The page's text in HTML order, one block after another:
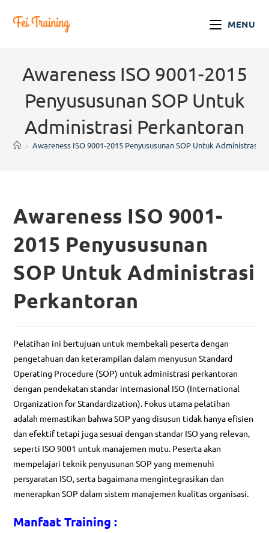
MENU
Awareness ISO 9001-2015
Penyususunan SOP Untuk
Administrasi Perkantoran
> Awareness ISO 9001-2015 Penyususunan SOP Untuk Administrasi
Awareness ISO 9001-
2015 Penyususunan
SOP Untuk Administrasi
Perkantoran
Pelatihan ini bertujuan untuk membekali peserta dengan
pengetahuan dan keterampilan dalam menyusun Standard
Operating Procedure (SOP) untuk administrasi perkantoran
dengan pendekatan standar internasional ISO (International
Organization for Standardization). Fokus utama pelatihan
adalah memastikan bahwa SOP yang disusun tidak hanya efisien
dan efektif tetapi juga sesuai dengan standar ISO yang relevan,
seperti ISO 9001 untuk manajemen mutu. Peserta akan
mempelajari teknik penyusunan SOP yang memenuhi
persyaratan ISO, serta bagaimana mengintegrasikan dan
menerapkan SOP dalam sistem manajemen kualitas organisasi.
ManfaatTraining :